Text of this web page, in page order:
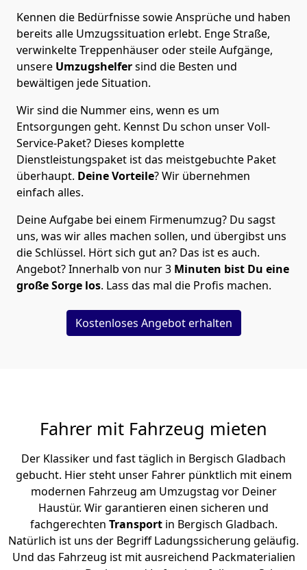
Kennen die Bedürfnisse sowie Ansprüche und haben
bereits alle Umzugssituation erlebt. Enge Straße,
verwinkelte Treppenhäuser oder steile Aufgänge,
unsere Umzugshelfersind die Besten und
bewältigen jede Situation.
Wir sind die Nummer eins, wenn es um
Entsorgungen geht. Kennst Du schon unser Voll-
Service-Paket? Dieses komplette
Dienstleistungspaket ist das meistgebuchte Paket
überhaupt. Deine Vorteile? Wir übernehmen
einfach alles.
Deine Aufgabe bei einem Firmenumzug? Du sagst
uns, was wir alles machen sollen, und übergibst uns
die Schlüssel. Hört sich gut an? Das ist es auch.
Angebot? Innerhalb von nur 3 Minuten bist Du eine
große Sorge los. Lass das mal die Profis machen.
Kostenloses Angebot erhalten
Fahrer mit Fahrzeug mieten
Der Klassiker und fast täglich in Bergisch Gladbach
gebucht. Hier steht unser Fahrer pünktlich mit einem
modernen Fahrzeug am Umzugstag vor Deiner
Haustür. Wir garantieren einen sicheren und
fachgerechten Transportin Bergisch Gladbach.
Natürlich ist uns der Begriff Ladungssicherung geläufig.
Und das Fahrzeug ist mit ausreichend Packmaterialien